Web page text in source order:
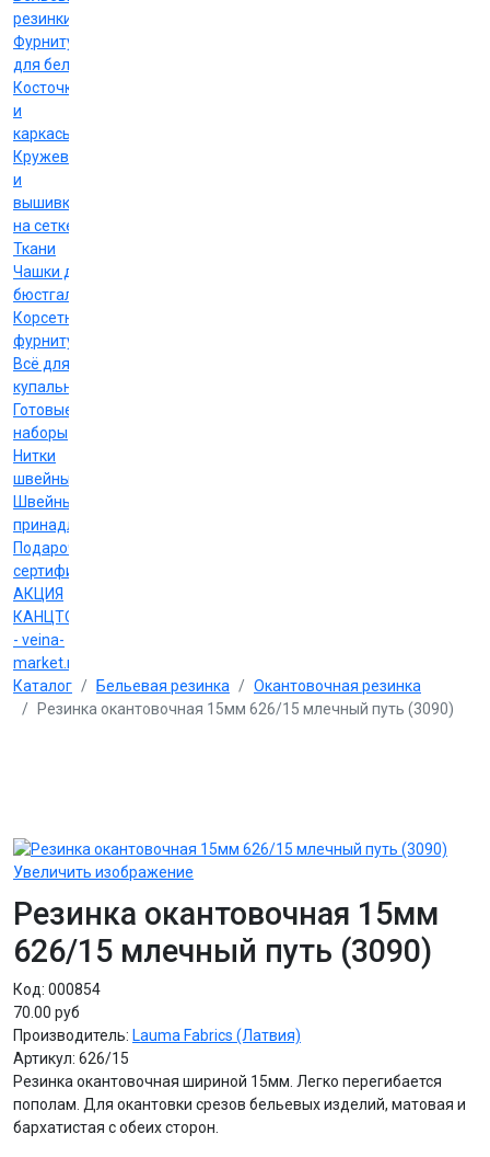
резинки
Фурнитура
для белья
Косточки
и
каркасы
Кружево
и
вышивка
на сетке
Ткани
Чашки для
бюстгальтеров
Корсетная
фурнитура
Всё для
купальников
Готовые
наборы
Нитки
швейные
Швейные
принадлежности
Подарочные
сертификаты
АКЦИЯ
КАНЦТОВАРЫ
- veina-
market.ru
Каталог
Бельевая резинка
Окантовочная резинка
Резинка окантовочная 15мм 626/15 млечный путь (3090)
Увеличить изображение
Резинка окантовочная 15мм
626/15 млечный путь (3090)
Код: 000854
70.00 руб
Производитель: Lauma Fabrics (Латвия)
Артикул: 626/15
Резинка окантовочная шириной 15мм. Легко перегибается
пополам. Для окантовки срезов бельевых изделий, матовая и
бархатистая с обеих сторон.